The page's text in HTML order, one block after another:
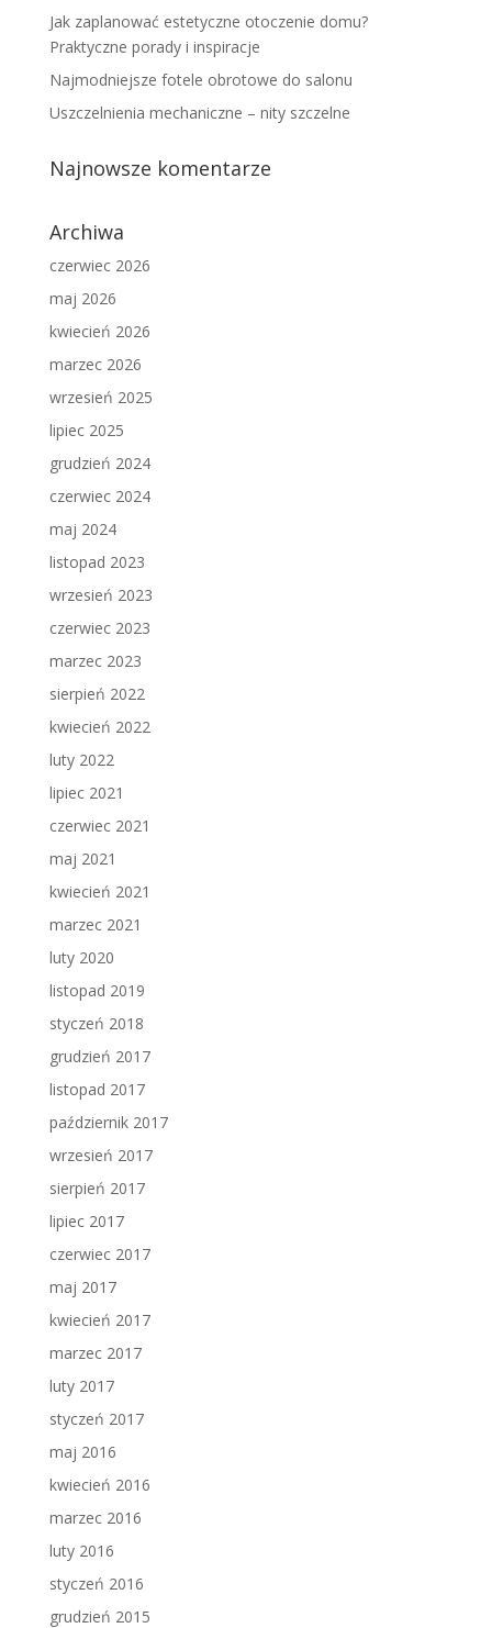
Jak zaplanować estetyczne otoczenie domu?
Praktyczne porady i inspiracje
Najmodniejsze fotele obrotowe do salonu
Uszczelnienia mechaniczne – nity szczelne
Najnowsze komentarze
Archiwa
czerwiec 2026
maj 2026
kwiecień 2026
marzec 2026
wrzesień 2025
lipiec 2025
grudzień 2024
czerwiec 2024
maj 2024
listopad 2023
wrzesień 2023
czerwiec 2023
marzec 2023
sierpień 2022
kwiecień 2022
luty 2022
lipiec 2021
czerwiec 2021
maj 2021
kwiecień 2021
marzec 2021
luty 2020
listopad 2019
styczeń 2018
grudzień 2017
listopad 2017
październik 2017
wrzesień 2017
sierpień 2017
lipiec 2017
czerwiec 2017
maj 2017
kwiecień 2017
marzec 2017
luty 2017
styczeń 2017
maj 2016
kwiecień 2016
marzec 2016
luty 2016
styczeń 2016
grudzień 2015